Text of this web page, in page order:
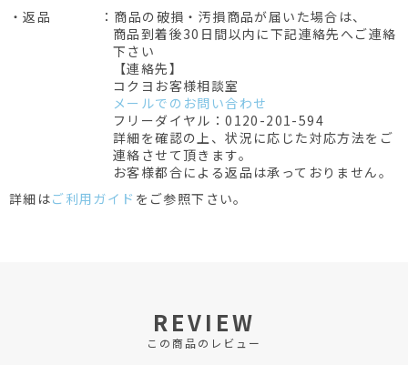
・返品
：商品の破損・汚損商品が届いた場合は、
商品到着後30日間以内に下記連絡先へご連絡
下さい
【連絡先】
コクヨお客様相談室
メールでのお問い合わせ
フリーダイヤル：0120-201-594
詳細を確認の上、状況に応じた対応方法をご
連絡させて頂きます。
お客様都合による返品は承っておりません。
詳細はご利用ガイド をご参照下さい。
REVIEW
この商品のレビュー